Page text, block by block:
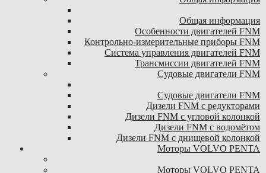
Общая информация
Особенности двигателей FNM
Контрольно-измерительные приборы FNM
Система управления двигателей FNM
Трансмиссии двигателей FNM
Судовые двигатели FNM
Судовые двигатели FNM
Дизели FNM с редукторами
Дизели FNM с угловой колонкой
Дизели FNM с водомётом
Дизели FNM с днищевой колонкой
Моторы VOLVO PENTA
Моторы VOLVO PENTA